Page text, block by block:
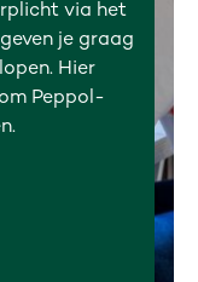
via het
je graag
Hier
Peppol-